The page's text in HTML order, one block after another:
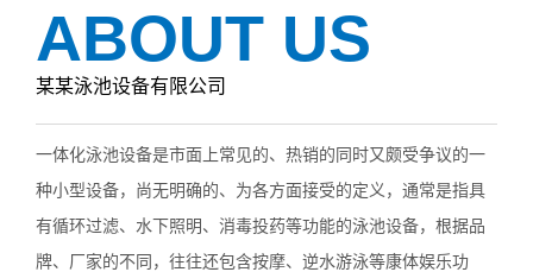
ABOUT US
某某泳池设备有限公司
一体化泳池设备是市面上常见的、热销的同时又颇受争议的一
种小型设备，尚无明确的、为各方面接受的定义，通常是指具
有循环过滤、水下照明、消毒投药等功能的泳池设备，根据品
牌、厂家的不同，往往还包含按摩、逆水游泳等康体娱乐功